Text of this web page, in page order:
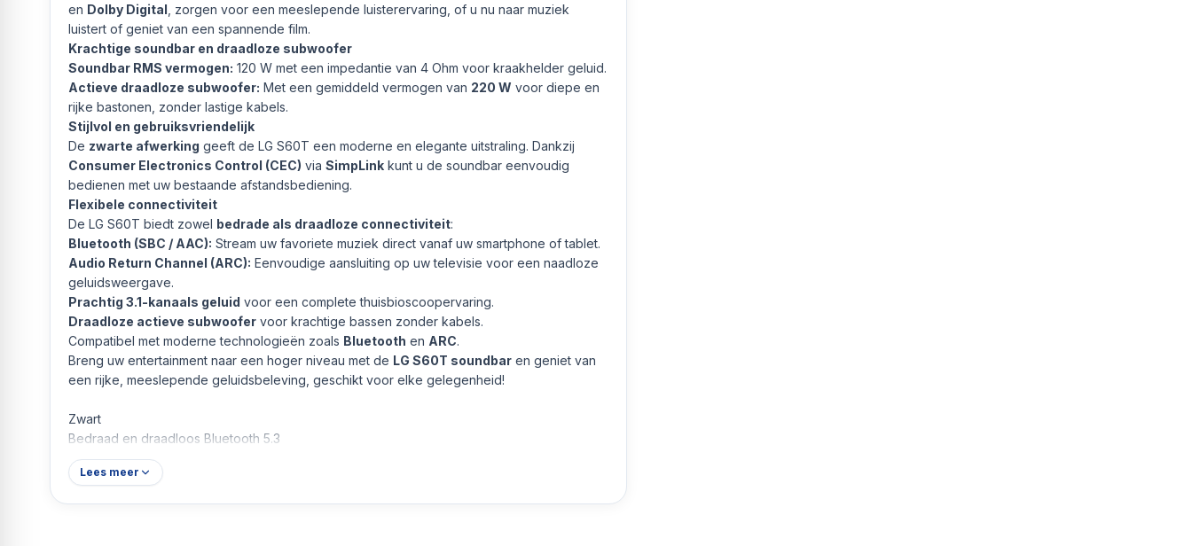
en Dolby Digital , zorgen voor een meeslepende luisterervaring, of u nu naar muziek
luistert of geniet van een spannende film.
Krachtige soundbar en draadloze subwoofer
Soundbar RMS vermogen: 120 W met een impedantie van 4 Ohm voor kraakhelder geluid.
Actieve draadloze subwoofer: Met een gemiddeld vermogen van 220 W voor diepe en
rijke bastonen, zonder lastige kabels.
Stijlvol en gebruiksvriendelijk
De zwarte afwerking geeft de LG S60T een moderne en elegante uitstraling. Dankzij
Consumer Electronics Control (CEC) via SimpLink kunt u de soundbar eenvoudig
bedienen met uw bestaande afstandsbediening.
Flexibele connectiviteit
De LG S60T biedt zowel bedrade als draadloze connectiviteit:
Bluetooth (SBC / AAC): Stream uw favoriete muziek direct vanaf uw smartphone of tablet.
Audio Return Channel (ARC): Eenvoudige aansluiting op uw televisie voor een naadloze
geluidsweergave.
Prachtig 3.1-kanaals geluid voor een complete thuisbioscoopervaring.
Draadloze actieve subwoofer voor krachtige bassen zonder kabels.
Compatibel met moderne technologieën zoals Bluetooth en ARC.
Breng uw entertainment naar een hoger niveau met de LG S60T soundbar en geniet van
een rijke, meeslepende geluidsbeleving, geschikt voor elke gelegenheid!
Zwart
Bedraad en draadloos Bluetooth 5.3
Lees meer